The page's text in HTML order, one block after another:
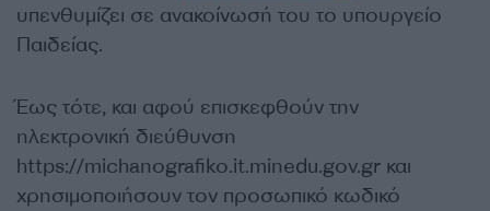
υπενθυμίζει σε ανακοίνωσή του το υπουργείο
Παιδείας.
Έως τότε, και αφού επισκεφθούν την
ηλεκτρονική διεύθυνση
https://michanografiko.it.minedu.gov.gr και
χρησιμοποιήσουν τον προσωπικό κωδικό